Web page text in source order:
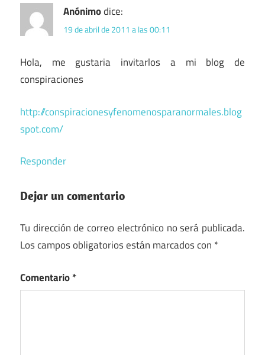
Anónimodice:
19 de abril de 2011 a las 00:11
Hola, me gustaria invitarlos a mi blog de
conspiraciones
http://conspiracionesyfenomenosparanormales.blog
spot.com/
Responder
Dejar un comentario
Tu dirección de correo electrónico no será publicada.
Los campos obligatorios están marcados con *
Comentario*